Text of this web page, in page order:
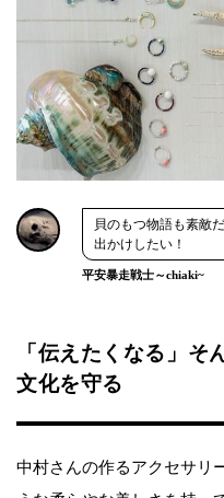
貝のもつ物語も素敵
出かけしたい！
平安暴走戦士～chiaki~
「伝えたくなる」そ
文化を守る
中村さんの作るアクセサリ